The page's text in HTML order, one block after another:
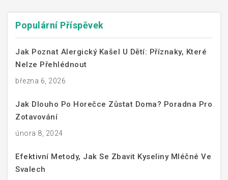
Populární Příspěvek
Jak Poznat Alergický Kašel U Dětí: Příznaky, Které
Nelze Přehlédnout
března 6, 2026
Jak Dlouho Po Horečce Zůstat Doma? Poradna Pro
Zotavování
února 8, 2024
Efektivní Metody, Jak Se Zbavit Kyseliny Mléčné Ve
Svalech